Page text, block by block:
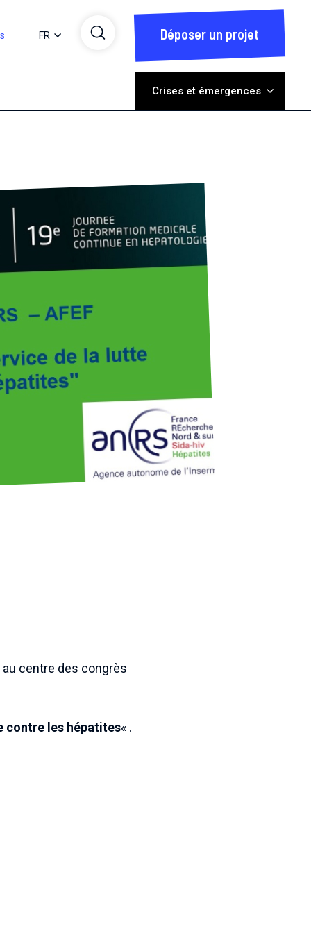
FR Déposer un projet
Crises et émergences
centre des congrès
contre les hépatites« .